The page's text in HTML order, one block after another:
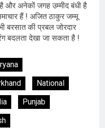
है और अनेकों जगह उम्मीद बंधी है
हैं ! अजित ठाकुर जम्मू
बरसात की प्रबल जोरदार
बदलता देखा जा सकता है !
National
Punjab